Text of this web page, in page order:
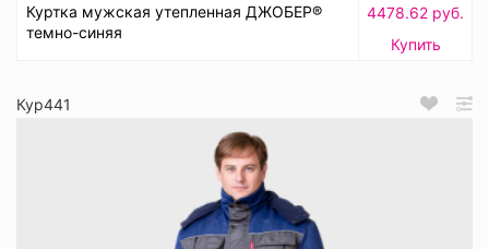
Куртка мужская утепленная ДЖОБЕР®
темно-синяя
4478.62 руб.
Купить
Кур441